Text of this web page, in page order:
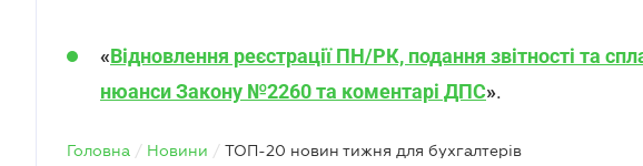
«Відновлення реєстрації ПН/РК, подання звітності та
нюанси Закону №2260 та коментарі ДПС».
Головна / Новини / ТОП-20 новин тижня для бухгалтерів